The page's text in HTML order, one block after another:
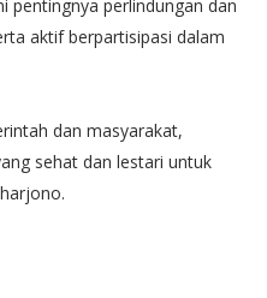
pentingnya perlindungan dan
aktif berpartisipasi dalam
dan masyarakat,
sehat dan lestari untuk